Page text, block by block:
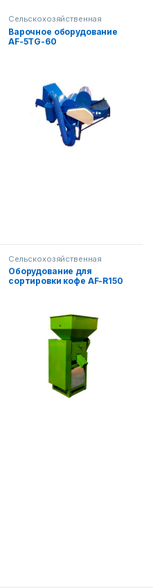
Сельскохозяйственная
техника
Варочное оборудование
AF-5TG-60
Сельскохозяйственная
техника
Оборудование для
сортировки кофе AF-R150